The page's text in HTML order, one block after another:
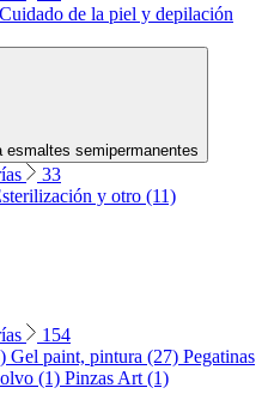
Cuidado de la piel y depilación
esmaltes semipermanentes
33
y otro (11)
154
Gel paint, pintura (27) Pegatinas
(1) Pinzas Art (1)